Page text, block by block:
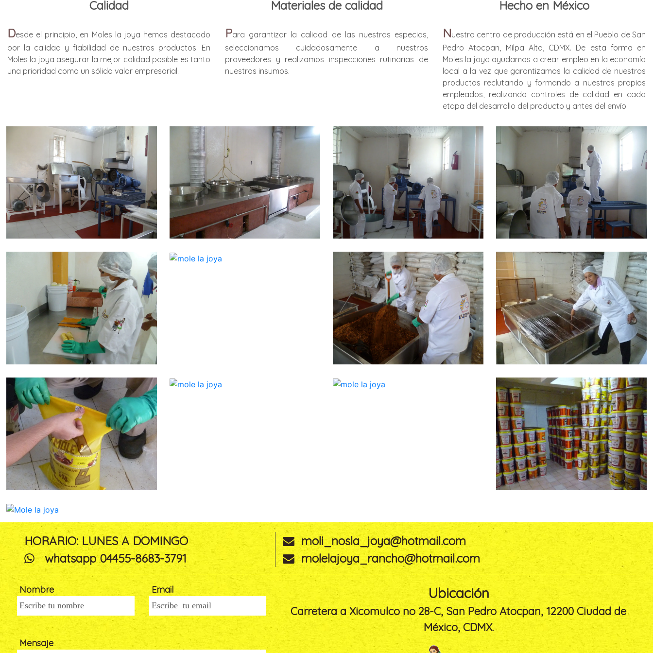
Calidad
Desde el principio, en Moles la joya hemos destacado
por la calidad y fiabilidad de nuestros productos. En
Moles la joya asegurar la mejor calidad posible es tanto
una prioridad como un sólido valor empresarial.
Materiales de calidad
Para garantizar la calidad de las nuestras especias,
seleccionamos cuidadosamente a nuestros
proveedores y realizamos inspecciones rutinarias de
nuestros insumos.
Hecho en México
Nuestro centro de producción está en el Pueblo de San
Pedro Atocpan, Milpa Alta, CDMX. De esta forma en
Moles la joya ayudamos a crear empleo en la economía
local a la vez que garantizamos la calidad de nuestros
productos reclutando y formando a nuestros propios
empleados, realizando controles de calidad en cada
etapa del desarrollo del producto y antes del envío.
HORARIO: LUNES A DOMINGO
whatsapp 04455-8683-3791
moli_nosla_joya@hotmail.com
molelajoya_rancho@hotmail.com
Nombre Email
Mensaje
Ubicación
Carretera a Xicomulco no 28-C, San Pedro Atocpan, 12200 Ciudad de
México, CDMX.